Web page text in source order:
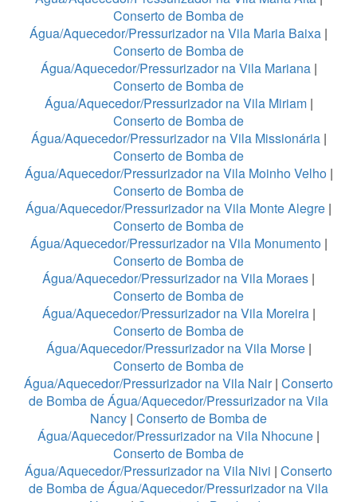
Conserto de Bomba de
Água/Aquecedor/Pressurizador na Vila Maria Baixa |
Conserto de Bomba de
Água/Aquecedor/Pressurizador na Vila Mariana|
Conserto de Bomba de
Água/Aquecedor/Pressurizador na Vila Miriam|
Conserto de Bomba de
Água/Aquecedor/Pressurizador na Vila Missionária|
Conserto de Bomba de
Água/Aquecedor/Pressurizador na Vila Moinho Velho|
Conserto de Bomba de
Água/Aquecedor/Pressurizador na Vila Monte Alegre |
Conserto de Bomba de
Água/Aquecedor/Pressurizador na Vila Monumento|
Conserto de Bomba de
Água/Aquecedor/Pressurizador na Vila Moraes |
Conserto de Bomba de
Água/Aquecedor/Pressurizador na Vila Moreira|
Conserto de Bomba de
Água/Aquecedor/Pressurizador na Vila Morse|
Conserto de Bomba de
Água/Aquecedor/Pressurizador na Vila Nair| Conserto
de Bomba de Água/Aquecedor/Pressurizador na Vila
Nancy | Conserto de Bomba de
Água/Aquecedor/Pressurizador na Vila Nhocune |
Conserto de Bomba de
Água/Aquecedor/Pressurizador na Vila Nivi | Conserto
de Bomba de Água/Aquecedor/Pressurizador na Vila